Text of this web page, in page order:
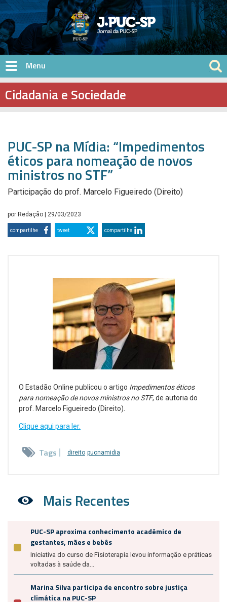
Pular para o conteúdo principal
Cidadania e Sociedade
PUC-SP na Mídia: “Impedimentos
éticos para nomeação de novos
ministros no STF”
Participação do prof. Marcelo Figueiredo (Direito)
por Redação | 29/03/2023
compartilhe tweet compartilhe
O Estadão Online publicou o artigo Impedimentos éticos
para nomeação de novos ministros no STF, de autoria do
prof. Marcelo Figueiredo (Direito).
Clique aqui para ler.
Tags direito pucnamidia
Mais Recentes
PUC-SP aproxima conhecimento acadêmico de
gestantes, mães e bebês
Iniciativa do curso de Fisioterapia levou informação e práticas
voltadas à saúde da...
Marina Silva participa de encontro sobre justiça
climática na PUC-SP